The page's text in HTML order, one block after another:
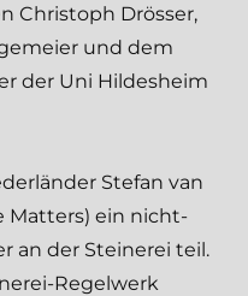
Christoph Drösser,
und dem
der Uni Hildesheim
Stefan van
Matters) ein nicht-
an der Steinerei teil.
Regelwerk